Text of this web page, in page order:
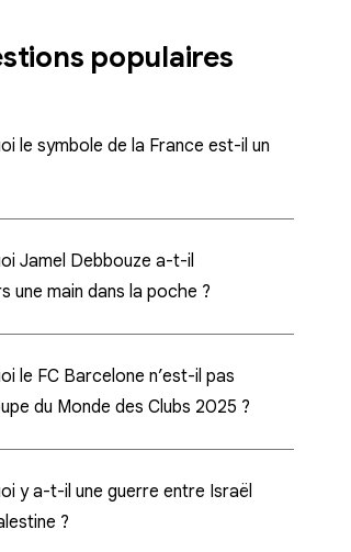
populaires
le symbole de la France est-il un
Jamel Debbouze a-t-il
une main dans la poche ?
le FC Barcelone n’est-il pas
du Monde des Clubs 2025 ?
y a-t-il une guerre entre Israël
?